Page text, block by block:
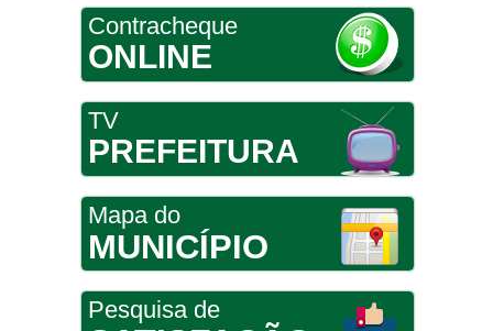
Contracheque
ONLINE
TV
PREFEITURA
Mapa do
MUNICÍPIO
Pesquisa de